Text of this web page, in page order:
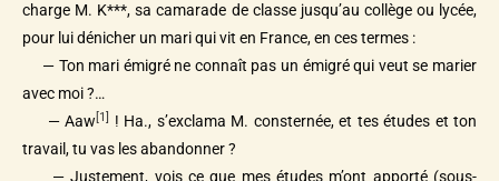
charge M. K***, sa camarade de classe jusqu’au collège ou lycée,
pour lui dénicher un mari qui vit en France, en ces termes :
— Ton mari émigré ne connaît pas un émigré qui veut se marier
avec moi ?…
— Aaw [1]
! Ha., s’exclama M. consternée, et tes études et ton
travail, tu vas les abandonner ?
— Justement, vois ce que mes études m’ont apporté (sous-